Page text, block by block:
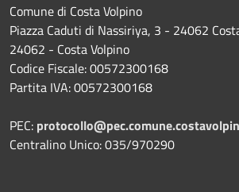
Comune di Costa Volpino
Piazza Caduti di Nassiriya, 3 - 24062
24062 - Costa Volpino
Codice Fiscale: 00572300168
Partita IVA: 00572300168
PEC:
Centralino Unico: 035/970290